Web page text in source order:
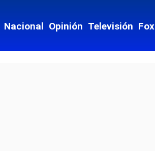
Nacional Opinión Televisión